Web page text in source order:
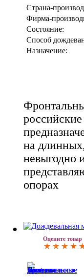
Страна-
Фирма-
Состояние:
Способ
Назначение:
на
невыгодно
опорах
Оцените товар